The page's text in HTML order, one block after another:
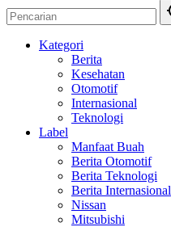
Kategori
Berita
Kesehatan
Otomotif
Internasional
Teknologi
Label
Manfaat Buah
Berita Otomotif
Berita Teknologi
Berita Internasional
Nissan
Mitsubishi